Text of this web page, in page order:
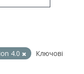
4.0
Ключові